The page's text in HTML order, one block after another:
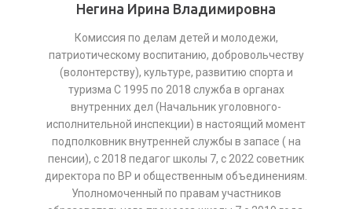
Негина Ирина Владимировна
Комиссия по делам детей и молодежи,
патриотическому воспитанию, добровольчеству
(волонтерству), культуре, развитию спорта и
туризма С 1995 по 2018 служба в органах
внутренних дел (Начальник уголовного-
исполнительной инспекции) в настоящий момент
подполковник внутренней службы в запасе ( на
пенсии), с 2018 педагог школы 7, с 2022 советник
директора по ВР и общественным объединениям.
Уполномоченный по правам участников